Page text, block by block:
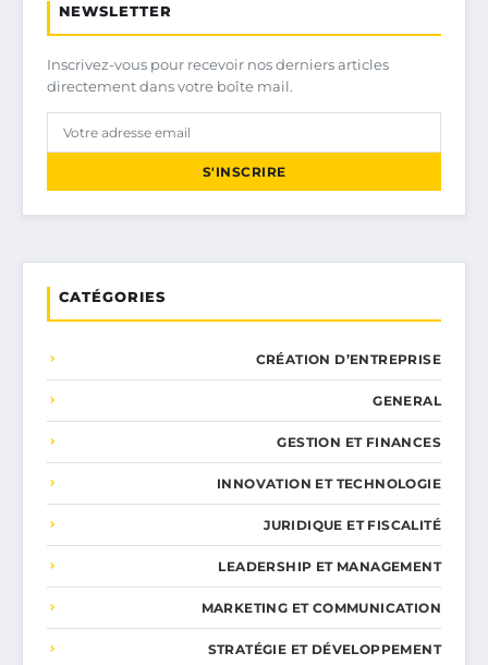
NEWSLETTER
Inscrivez-vous pour recevoir nos derniers articles
directement dans votre boîte mail.
S'INSCRIRE
CATÉGORIES
CRÉATION D’ENTREPRISE
GENERAL
GESTION ET FINANCES
INNOVATION ET TECHNOLOGIE
JURIDIQUE ET FISCALITÉ
LEADERSHIP ET MANAGEMENT
MARKETING ET COMMUNICATION
STRATÉGIE ET DÉVELOPPEMENT